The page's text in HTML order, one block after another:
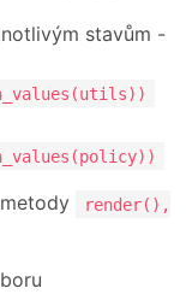
stavům -
render(),